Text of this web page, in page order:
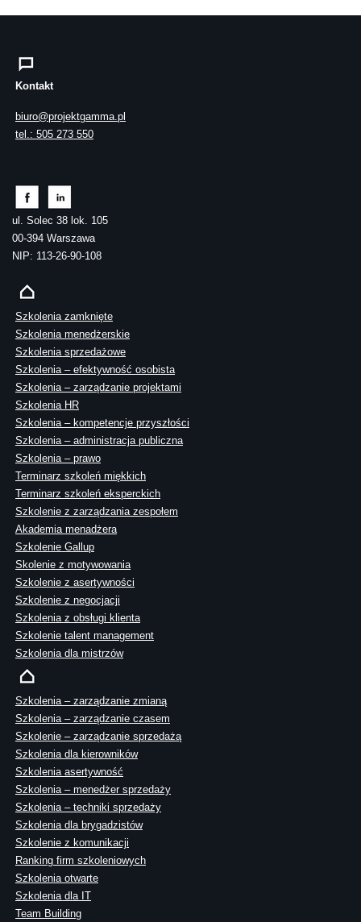
Kontakt
biuro@projektgamma.pl
tel.: 505 273 550
ul. Solec 38 lok. 105
00-394 Warszawa
NIP: 113-26-90-108
Szkolenia zamknięte
Szkolenia menedżerskie
Szkolenia sprzedażowe
Szkolenia – efektywność osobista
Szkolenia – zarządzanie projektami
Szkolenia HR
Szkolenia – kompetencje przyszłości
Szkolenia – administracja publiczna
Szkolenia – prawo
Terminarz szkoleń miękkich
Terminarz szkoleń eksperckich
Szkolenie z zarządzania zespołem
Akademia menadżera
Szkolenie Gallup
Skolenie z motywowania
Szkolenie z asertywności
Szkolenie z negocjacji
Szkolenia z obsługi klienta
Szkolenie talent management
Szkolenia dla mistrzów
Szkolenia – zarządzanie zmianą
Szkolenia – zarządzanie czasem
Szkolenie – zarządzanie sprzedażą
Szkolenia dla kierowników
Szkolenia asertywność
Szkolenia – menedżer sprzedaży
Szkolenia – techniki sprzedaży
Szkolenia dla brygadzistów
Szkolenie z komunikacji
Ranking firm szkoleniowych
Szkolenia otwarte
Szkolenia dla IT
Team Building